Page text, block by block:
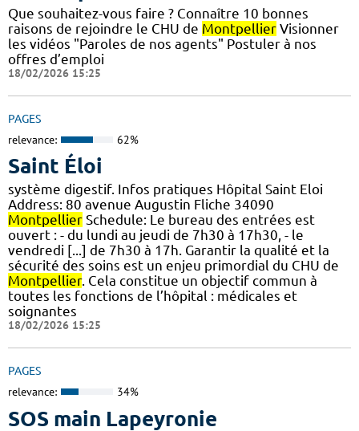
Que souhaitez-vous faire ? Connaître 10 bonnes
raisons de rejoindre le CHU de Montpellier Visionner
les vidéos "Paroles de nos agents" Postuler à nos
offres d’emploi
18/02/2026 15:25
PAGES
relevance: 62%
Saint Éloi
système digestif. Infos pratiques Hôpital Saint Eloi
Address: 80 avenue Augustin Fliche 34090
Montpellier Schedule: Le bureau des entrées est
ouvert : - du lundi au jeudi de 7h30 à 17h30, - le
vendredi [...] de 7h30 à 17h. Garantir la qualité et la
sécurité des soins est un enjeu primordial du CHU de
Montpellier. Cela constitue un objectif commun à
toutes les fonctions de l’hôpital : médicales et
soignantes
18/02/2026 15:25
PAGES
relevance: 34%
SOS main Lapeyronie